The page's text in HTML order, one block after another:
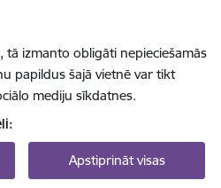
tā izmanto obligāti nepieciešamās
papildus šajā vietnē var tikt
mediju sīkdatnes.
Apstiprināt visas